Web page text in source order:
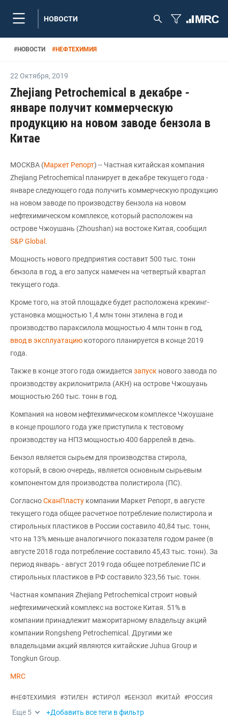
НОВОСТИ
#НОВОСТИ #НЕФТЕХИМИЯ
22 Октября, 2019
Zhejiang Petrochemical в декабре -
январе получит коммерческую
продукцию на новом заводе бензола в
Китае
МОСКВА (Маркет Репорт) -- Частная китайская компания
Zhejiang Petrochemical планирует в декабре текущего года -
январе следующего года получить коммерческую продукцию
на новом заводе по производству бензола на новом
нефтехимическом комплексе, который расположен на
острове Чжоушань (Zhoushan) на востоке Китая, сообщил
S&P Global .
Мощность нового предприятия составит 500 тыс. тонн
бензола в год, а его запуск намечен на четвертый квартал
текущего года.
Кроме того, на этой площадке будет расположена крекинг-
установка мощностью 1,4 млн тонн этилена в год и
производство параксилола мощностью 4 млн тонн в год,
ввод в эксплуатацию которого планируется в конце 2019
года.
Также в конце этого года ожидается запуск нового завода по
производству акрилонитрила (АКН) на острове Чжошуань
мощностью 260 тыс. тонн в год.
Компания на новом нефтехимическом комплексе Чжоушане
в конце прошлого года уже приступила к тестовому
производству на НПЗ мощностью 400 баррелей в день.
Бензол является сырьем для производства стирола,
который, в свою очередь, является основным сырьевым
компонентом для производства полистирола (ПС).
СогласноСканПласту компании Маркет Репорт, в августе
текущего года общее расчетное потребление полистирола и
стирольных пластиков в России составило 40,84 тыс. тонн,
что на 13% меньше аналогичного показателя годом ранее (в
августе 2018 года потребление составило 45,43 тыс. тонн). За
период январь - август 2019 года общее потребление ПС и
стирольных пластиков в РФ составило 323,56 тыс. тонн.
Частная компания Zhejiang Petrochemical строит новый
нефтехимический комплекс на востоке Китая. 51% в
компании принадлежит мажоритарному владельцу акций
компании Rongsheng Petrochemical. Другими же
владельцами акций являются китайские Juhua Group и
Tongkun Group.
MRC
#НЕФТЕХИМИЯ #ЭТИЛЕН #СТИРОЛ #БЕНЗОЛ #КИТАЙ #РОССИЯ
Еще 5 +Добавить все теги в фильтр